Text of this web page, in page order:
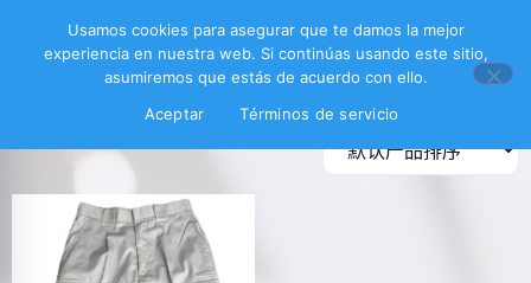
falda satinada gris
Usamos cookies para asegurar que te damos la mejor
experiencia en nuestra web. Si continúas usando este sitio,
asumiremos que estás de acuerdo con ello.
Aceptar
Términos de servicio